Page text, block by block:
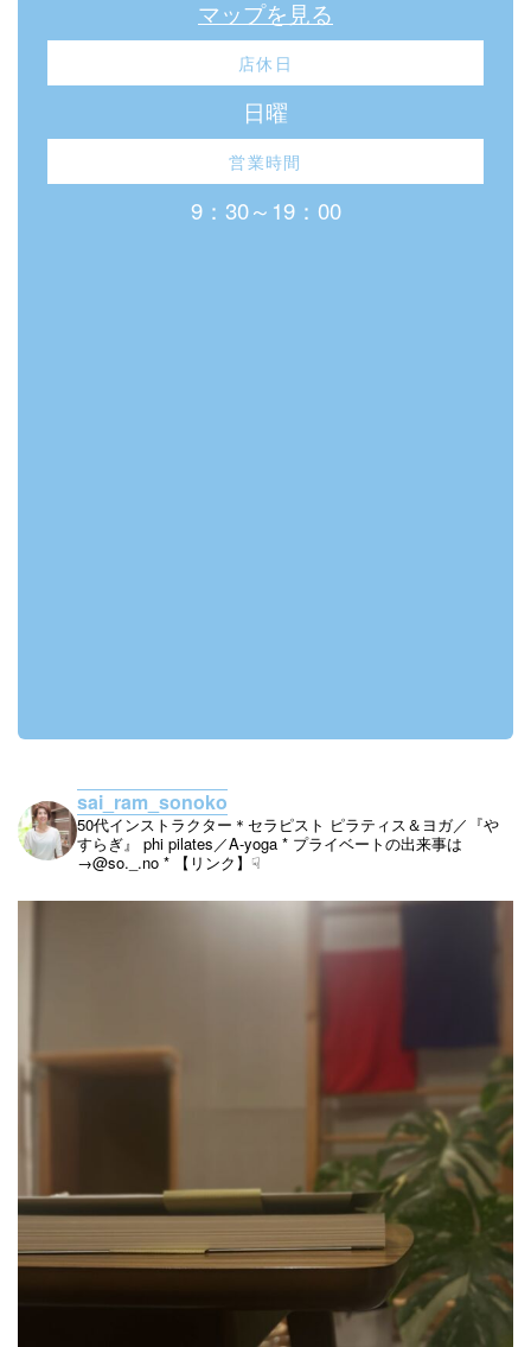
マップを見る
店休日
日曜
営業時間
9：30～19：00
sai_ram_sonoko
50代インストラクター＊セラピスト ピラティス＆ヨガ／『や
すらぎ』
phi pilates／A-yoga * プライベートの出来事は
→@so._.no * 【リンク】☟